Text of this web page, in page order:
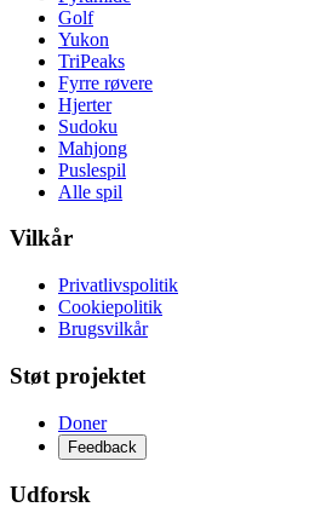
Golf
Yukon
TriPeaks
Fyrre røvere
Hjerter
Sudoku
Mahjong
Puslespil
Alle spil
Vilkår
Privatlivspolitik
Cookiepolitik
Brugsvilkår
Støt projektet
Doner
Feedback
Udforsk